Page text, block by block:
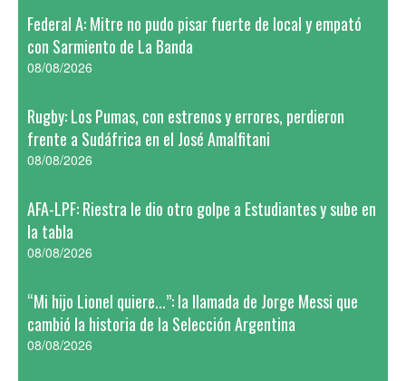
Federal A: Mitre no pudo pisar fuerte de local y empató
con Sarmiento de La Banda
08/08/2026
Rugby: Los Pumas, con estrenos y errores, perdieron
frente a Sudáfrica en el José Amalfitani
08/08/2026
AFA-LPF: Riestra le dio otro golpe a Estudiantes y sube en
la tabla
08/08/2026
“Mi hijo Lionel quiere...”: la llamada de Jorge Messi que
cambió la historia de la Selección Argentina
08/08/2026